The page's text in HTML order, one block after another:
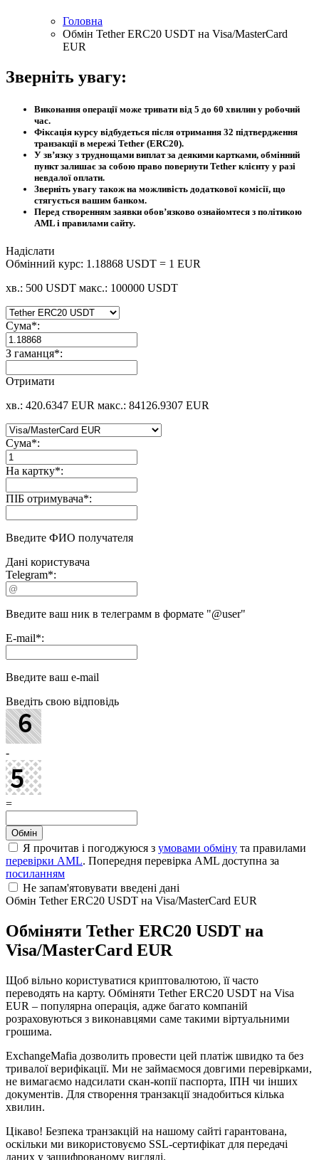
Головна
Обмін Tether ERC20 USDT на Visa/MasterCard
EUR
Зверніть увагу:
Виконання операції може тривати від 5 до 60 хвилин у робочий
час.
Фіксація курсу відбудеться після отримання 32 підтвердження
транзакції в мережі Tether (ERC20).
У зв’язку з труднощами виплат за деякими картками, обмінний
пункт залишає за собою право повернути Tether клієнту у разі
невдалої оплати.
Зверніть увагу також на можливість додаткової комісії, що
стягується вашим банком.
Перед створенням заявки обов’язково ознайомтеся з політикою
AML і правилами сайту.
Надіслати
Обмінний курс: 1.18868 USDT = 1 EUR
хв.: 500 USDT макс.: 100000 USDT
Сума*:
З гаманця*:
Отримати
хв.: 420.6347 EUR макс.: 84126.9307 EUR
Сума*:
На картку*:
ПІБ отримувача*:
Введите ФИО получателя
Дані користувача
Telegram*:
Введите ваш ник в телеграмм в формате "@user"
E-mail*:
Введите ваш e-mail
Введіть свою відповідь
-
=
Я прочитав і погоджуюся з умовами обміну та правилами
перевірки AML. Попередня перевірка AML доступна за
посиланням
Не запам'ятовувати введені дані
Обмін Tether ERC20 USDT на Visa/MasterCard EUR
Обміняти Tether ERC20 USDT на
Visa/MasterCard EUR
Щоб вільно користуватися криптовалютою, її часто
переводять на карту. Обміняти Tether ERC20 USDT на Visa
EUR – популярна операція, адже багато компаній
розраховуються з виконавцями саме такими віртуальними
грошима.
ExchangeMafia дозволить провести цей платіж швидко та без
тривалої верифікації. Ми не займаємося довгими перевірками,
не вимагаємо надсилати скан-копії паспорта, ІПН чи інших
документів. Для створення транзакції знадобиться кілька
хвилин.
Цікаво! Безпека транзакцій на нашому сайті гарантована,
оскільки ми використовуємо SSL-сертифікат для передачі
даних у зашифрованому вигляді.